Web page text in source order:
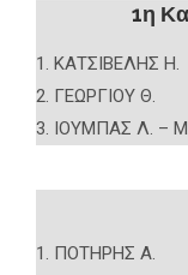
1η
1. ΚΑΤΣΙΒΕΛΗΣ Η.
2. ΓΕΩΡΓΙΟΥ Θ.
3. ΙΟΥΜΠΑΣ Λ. –
1. ΠΟΤΗΡΗΣ Α.